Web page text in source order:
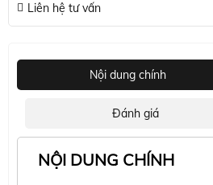
Liên hệ tư vấn
Nội dung chính
Đánh giá
NỘI DUNG CHÍNH